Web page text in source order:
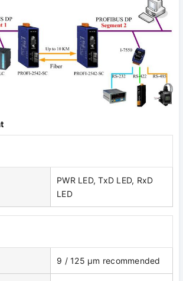
PWR LED, TxD LED, RxD
LED
9 / 125 μm recommended